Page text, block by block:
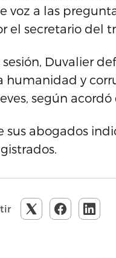
voz a las
el secretario del
sesión, Duvalier
humanidad y
según
sus abogados